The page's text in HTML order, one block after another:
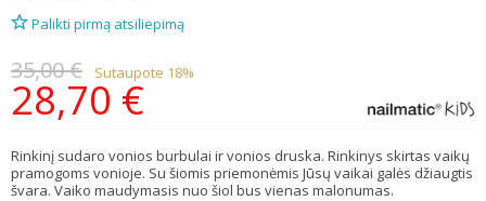
Palikti pirmą atsiliepimą
35,00 € Sutaupote 18%
28,70 €
Rinkinį sudaro vonios burbulai ir vonios druska. Rinkinys skirtas vaikų
pramogoms vonioje. Su šiomis priemonėmis Jūsų vaikai galės džiaugtis
švara. Vaiko maudymasis nuo šiol bus vienas malonumas.